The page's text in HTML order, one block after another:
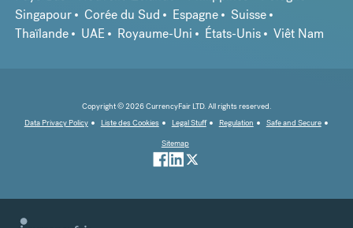
Singapour
Corée du Sud Espagne
Suisse
Thaïlande
UAE Royaume-Uni États-Unis Viêt Nam
Copyright © 2026 CurrencyFair LTD. All rights reserved.
Data Privacy Policy
Liste des Cookies Legal Stuff Regulation
Safe and Secure
Sitemap